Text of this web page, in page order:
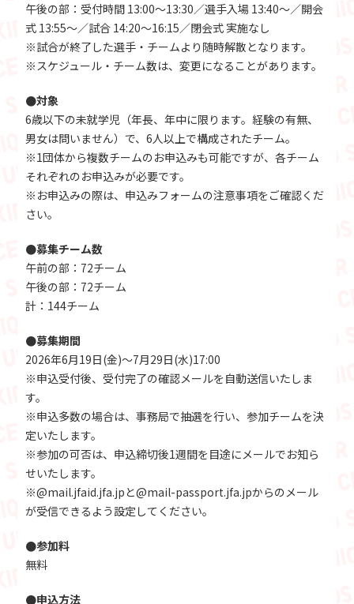
午後の部：受付時間 13:00～13:30／選手入場 13:40～／開会
式 13:55～／試合 14:20～16:15／閉会式 実施なし
※試合が終了した選手・チームより随時解散となります。
※スケジュール・チーム数は、変更になることがあります。
●対象
6歳以下の未就学児（年長、年中に限ります。経験の有無、
男女は問いません）で、6人以上で構成されたチーム。
※1団体から複数チームのお申込みも可能ですが、各チーム
それぞれのお申込みが必要です。
※お申込みの際は、申込みフォームの注意事項をご確認くだ
さい。
●募集チーム数
午前の部：72チーム
午後の部：72チーム
計：144チーム
●募集期間
2026年6月19日(金)～7月29日(水)17:00
※申込受付後、受付完了の確認メールを自動送信いたしま
す。
※申込多数の場合は、事務局で抽選を行い、参加チームを決
定いたします。
※参加の可否は、申込締切後1週間を目途にメールでお知ら
せいたします。
※@mail.jfaid.jfa.jpと@mail-passport.jfa.jpからのメール
が受信できるよう設定してください。
●参加料
無料
●申込方法